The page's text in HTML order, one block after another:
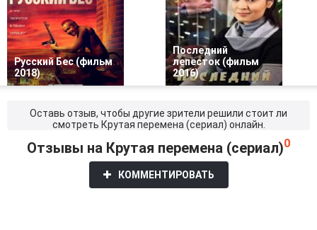
Русский Бес (фильм
2018)
Последний
лепесток (фильм
2016)
Оставь отзыв, чтобы другие зрители решили стоит ли
смотреть Крутая перемена (сериал) онлайн.
Отзывы на Крутая перемена (сериал)0
КОММЕНТИРОВАТЬ